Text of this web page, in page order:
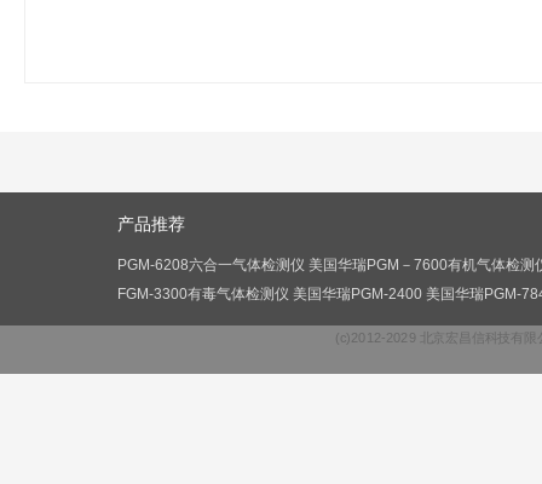
产品推荐
PGM-6208六合一气体检测仪 美国华瑞PGM－7600有机气体检测
FGM-3300有毒气体检测仪 美国华瑞PGM-2400 美国华瑞PGM-
(c)2012-2029 北京宏昌信科技有